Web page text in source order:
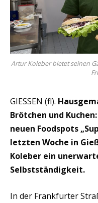
Artur Koleber bietet seinen
GIESSEN (fl).
Brötchen und
neuen Foodspots
letzten Woche in
Koleber ein
Selbstständigkeit.
In der Frankfurter